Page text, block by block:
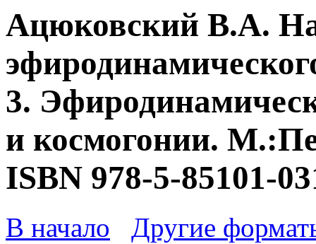
Ацюковский В.А.
3.
и космогонии.
ISBN 978-5-85101-
В начало Другие